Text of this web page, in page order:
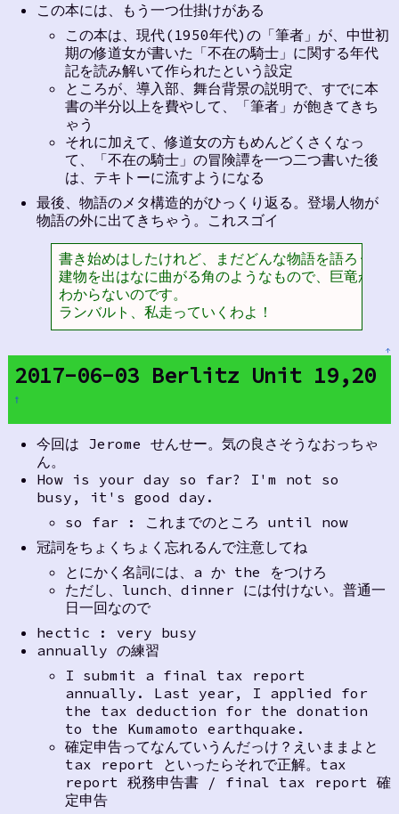
この本には、もう一つ仕掛けがある
この本は、現代(1950年代)の「筆者」が、中世初
期の修道女が書いた「不在の騎士」に関する年代
記を読み解いて作られたという設定
ところが、導入部、舞台背景の説明で、すでに本
書の半分以上を費やして、「筆者」が飽きてきち
ゃう
それに加えて、修道女の方もめんどくさくなっ
て、「不在の騎士」の冒険譚を一つ二つ書いた後
は、テキトーに流すようになる
最後、物語のメタ構造的がひっくり返る。登場人物が
物語の外に出てきちゃう。これスゴイ
書き始めはしたけれど、まだどんな物語を語ろうと
建物を出はなに曲がる角のようなもので、巨竜か、
わからないのです。
ランバルト、私走っていくわよ！
↑
2017-06-03 Berlitz Unit 19,20
†
今回は Jerome せんせー。気の良さそうなおっちゃ
ん。
How is your day so far? I'm not so
busy, it's good day.
so far : これまでのところ until now
冠詞をちょくちょく忘れるんで注意してね
とにかく名詞には、a か the をつけろ
ただし、lunch、dinner には付けない。普通一
日一回なので
hectic : very busy
annually の練習
I submit a final tax report
annually. Last year, I applied for
the tax deduction for the donation
to the Kumamoto earthquake.
確定申告ってなんていうんだっけ？えいままよと
tax report といったらそれで正解。tax
report 税務申告書 / final tax report 確
定申告